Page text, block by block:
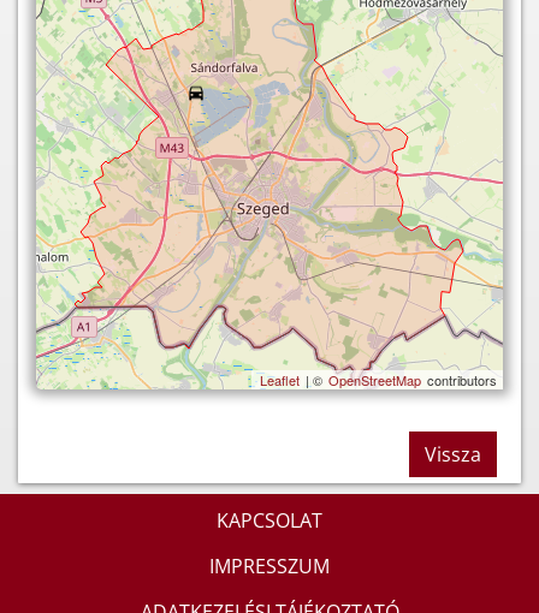
Leaflet | © OpenStreetMap contributors
Vissza
KAPCSOLAT
IMPRESSZUM